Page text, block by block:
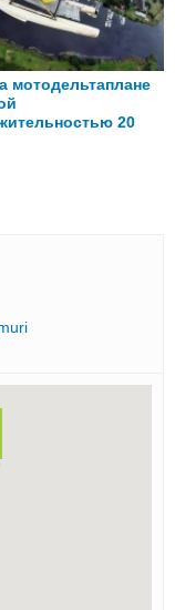
мотодельтаплане
20